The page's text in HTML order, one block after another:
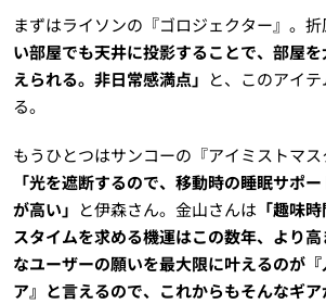
まずはライソンの『ゴロジェクター』。
い部屋でも天井に投影することで、部屋
えられる。非日常感満点」 と、このアイ
る。
もうひとつはサンコーの『アイミストマス
「光を遮断するので、移動時の睡眠サポ
が高い」 と伊森さん。金山さんは 「趣味
スタイムを求める機運はこの数年、より
なユーザーの願いを最大限に叶えるのが
ア』と言えるので、これからもそんなギ